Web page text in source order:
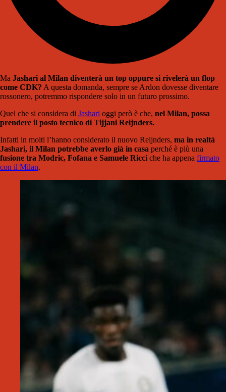
Ma Jashari al Milan diventerà un top oppure si rivelerà un flop
come CDK? A questa domanda, sempre se Ardon dovesse diventare
rossonero, potremmo rispondere solo in un futuro prossimo.
Quel che si considera di Jashari oggi però è che, nel Milan, possa
prendere il posto tecnico di Tijjani Reijnders.
Infatti in molti l’hanno considerato il nuovo Reijnders, ma in realtà
Jashari, il Milan potrebbe averlo già in casa perché è più una
fusione tra Modric, Fofana e Samuele Ricciche ha appena firmato
con il Milan.